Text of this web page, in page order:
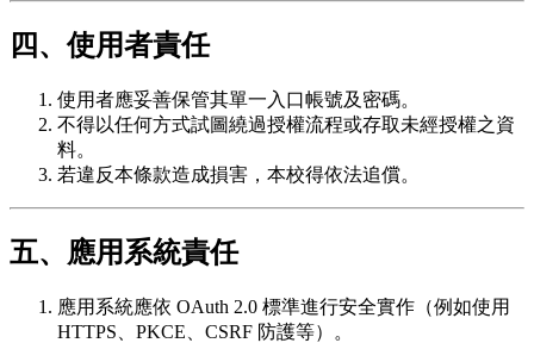
四、使用者責任
使用者應妥善保管其單一入口帳號及密碼。
不得以任何方式試圖繞過授權流程或存取未經授權之資
料。
若違反本條款造成損害，本校得依法追償。
五、應用系統責任
應用系統應依 OAuth 2.0 標準進行安全實作（例如使用
HTTPS、PKCE、CSRF 防護等）。